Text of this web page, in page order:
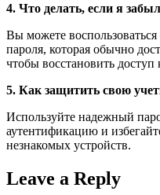
4. Что делать, если я
Вы можете
пароля, которая обычно
чтобы восстановить
5. Как защитить свою
Используйте надежный
аутентификацию и
незнакомых устройств.
Leave a Reply